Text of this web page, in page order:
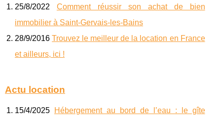
25/8/2022 Comment réussir son achat de bien
immobilier à Saint-Gervais-les-Bains
28/9/2016Trouvez le meilleur de la location en France
et ailleurs, ici !
Actu location
15/4/2025
Hébergement au bord de l’eau : le gîte